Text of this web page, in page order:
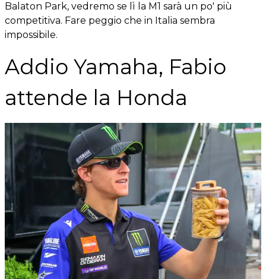
Balaton Park, vedremo se lì la M1 sarà un po' più
competitiva. Fare peggio che in Italia sembra
impossibile.
Addio Yamaha, Fabio
attende la Honda